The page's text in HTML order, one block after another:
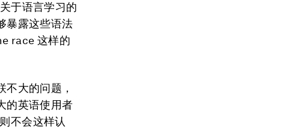
于语言学习的
暴露这些语法
race 这样的
大的问题，
的英语使用者
不会这样认